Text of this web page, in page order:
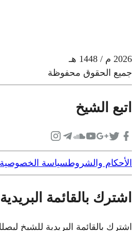
2026 م / 1448 هـ
جميع الحقوق محفوظة
اتبع الشيخ
الأحكام والشروطسياسة الخصوصية
اشترك بالقائمة البريدية
اشترك بالقائمة البريدية للشيخ